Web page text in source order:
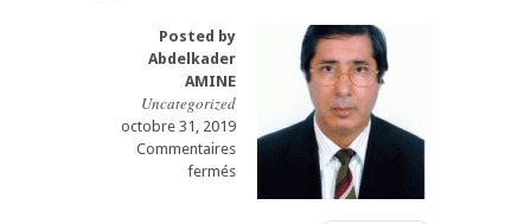
–
Partie
7
Posted by
Abdelkader
AMINE
Uncategorized
octobre 31, 2019
Commentaires
ferméssur